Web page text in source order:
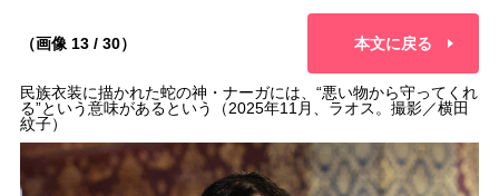
（画像 13 / 30） 本文に戻る
民族衣装に描かれた蛇の神・ナーガには、“悪い物から守ってくれ
る”という意味があるという（2025年11月、ラオス。撮影／横田
紋子）